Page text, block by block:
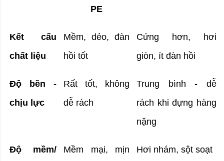
PE
Kết cấu
chất liệu
Mềm, dẻo, đàn
hồi tốt
Cứng hơn, hơi
giòn, ít đàn hồi
Độ bền -
chịu lực
Rất tốt, không
dễ rách
Trung bình - dễ
rách khi đựng hàng
nặng
Độ mềm/
Mềm mại, mịn
Hơi nhám, sột soạt